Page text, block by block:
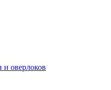
оверлоков